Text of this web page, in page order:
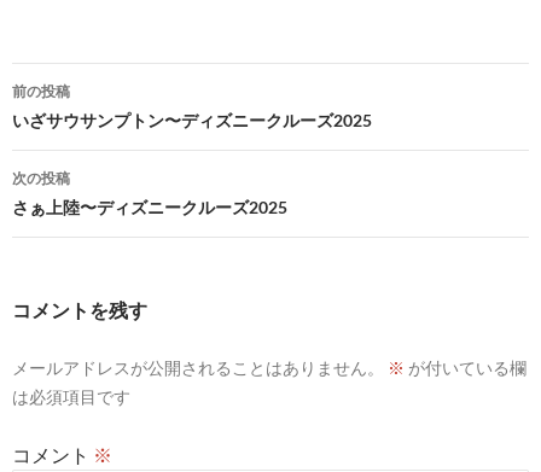
投
稿
ナ
ビ
ゲ
ョ
前の投稿
いざサウサンプトン〜ディズニークルーズ2025
次の投稿
さぁ上陸〜ディズニークルーズ2025
コメントを残す
メールアドレスが公開されることはありません。 ※ が付いている欄
は必須項目です
コメント ※